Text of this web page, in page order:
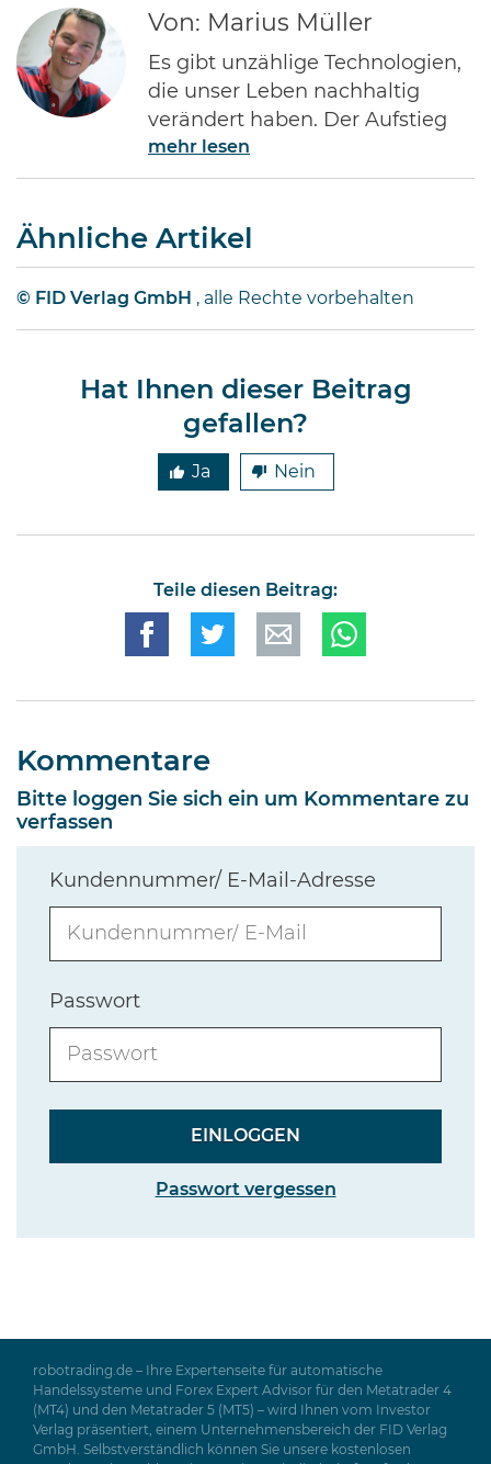
Von: Marius Müller
Es gibt unzählige Technologien,
die unser Leben nachhaltig
verändert haben. Der Aufstieg
des Internets gehört ohne Frage
zu den Bedeutendsten. Namen
Bill Gates von Microsoft dürften
jedem Investor geläufig sein.
Diese Männer haben Imperien
ganzen Welt …
mehr lesen
Ähnliche Artikel
© FID Verlag GmbH , alle Rechte vorbehalten
Hat Ihnen dieser Beitrag
gefallen?
Ja Nein
Teile diesen Beitrag:
Kommentare
Bitte loggen Sie sich ein um Kommentare zu
verfassen
Kundennummer/ E-Mail-Adresse
Passwort
Passwort vergessen
robotrading.de – Ihre Expertenseite für automatische
Handelssysteme und Forex Expert Advisor für den Metatrader 4
(MT4) und den Metatrader 5 (MT5) – wird Ihnen vom Investor
Verlag präsentiert, einem Unternehmensbereich der FID Verlag
GmbH. Selbstverständlich können Sie unsere kostenlosen